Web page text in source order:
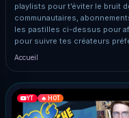
playlists pour t’éviter le bruit
communautaires,
les pastilles ci-dessus pour
pour suivre tes créateurs
Accueil
YT 🔥 HOT